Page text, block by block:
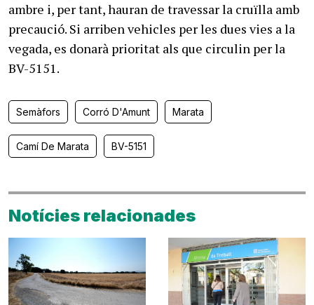
ambre i, per tant, hauran de travessar la cruïlla amb
precaució. Si arriben vehicles per les dues vies a la
vegada, es donarà prioritat als que circulin per la
BV-5151.
Semàfors Corró D'Amunt Marata
Camí De Marata BV-5151
Notícies relacionades